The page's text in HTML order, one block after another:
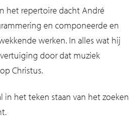
het repertoire dacht André
en componeerde en
werken. In alles wat hij
door dat muziek
Christus.
in het teken staan van het zoeken